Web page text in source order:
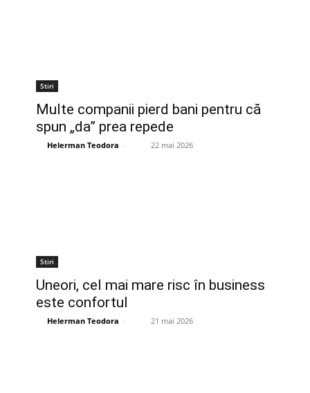
Stiri
Multe companii pierd bani pentru că
spun „da” prea repede
Helerman Teodora - 22 mai 2026
Stiri
Uneori, cel mai mare risc în business
este confortul
Helerman Teodora - 21 mai 2026